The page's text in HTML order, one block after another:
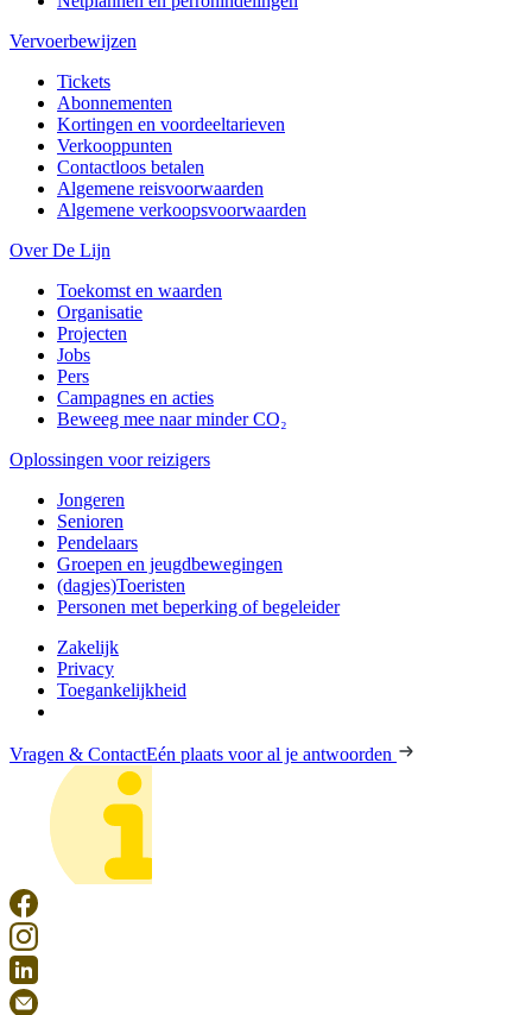
Vervoerbewijzen
Tickets
Abonnementen
Kortingen en voordeeltarieven
Verkooppunten
Contactloos betalen
Algemene reisvoorwaarden
Algemene verkoopsvoorwaarden
Over De Lijn
Toekomst en waarden
Organisatie
Projecten
Jobs
Pers
Campagnes en acties
Beweeg mee naar minder CO₂
Oplossingen voor reizigers
Jongeren
Senioren
Pendelaars
Groepen en jeugdbewegingen
(dagjes)Toeristen
Personen met beperking of begeleider
Zakelijk
Privacy
Toegankelijkheid
Vragen & ContactEén plaats voor al je antwoorden